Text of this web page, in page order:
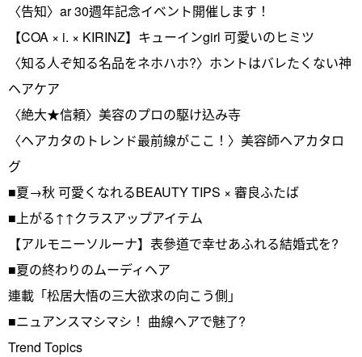
〈告知〉ar 30週年記念イベント開催します！
【COA × i. × KIRINZ】キューインgirl 可愛いのヒミツ
〈知る人ぞ知る名品をネホハホ?〉ホントはバレたくない神
ヘアケア
〈絶大★信頼〉美容のプロの駆け込み寺
〈ヘアカタのトレンド最前線がここ！〉美容師ヘアカタロ
グ
■夏→秋 可愛くなれるBEAUTY TIPS × 審良ふたば
■上がる↑↑クラスアップアイテム
【アルモニーソルーナ】表參道で幸せあふれる結婚式を?
■夏の終わりのムーディヘア
連載「松居大悟の三大欲求の向こう側」
■ニュアンスマシマシ！ 曲線ヘアで魅了?
Trend Topics